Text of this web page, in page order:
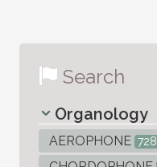
Search
Organology
AEROPHONE 728